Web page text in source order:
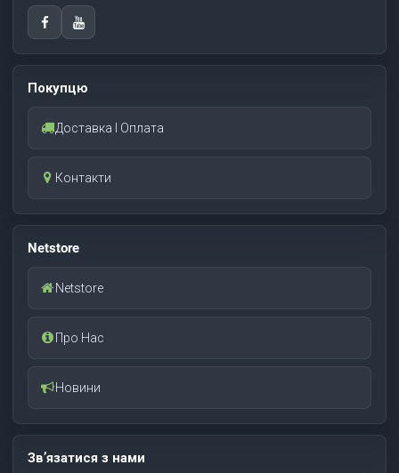
Покупцю
Доставка І Оплата
Контакти
Netstore
Netstore
Про Нас
Новини
Зв’язатися з нами